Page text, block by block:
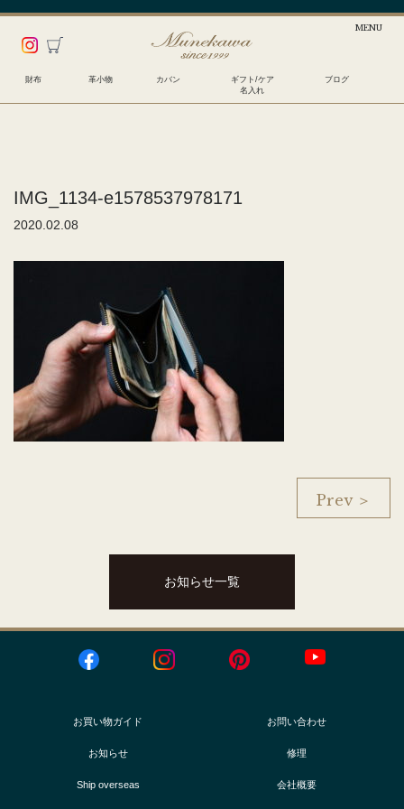
財布 革小物 カバン
ギフト/ケア
名入れ
ブログ
IMG_1134-e1578537978171
2020.02.08
Prev ＞
お知らせ一覧
お買い物ガイド お問い合わせ
お知らせ 修理
Ship overseas 会社概要